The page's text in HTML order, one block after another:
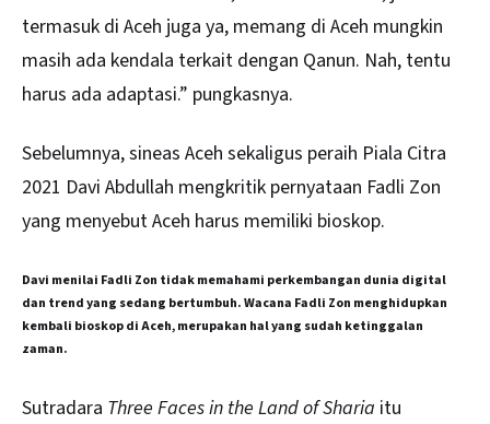
termasuk di Aceh juga ya, memang di Aceh mungkin
masih ada kendala terkait dengan Qanun. Nah, tentu
harus ada adaptasi.” pungkasnya.
Sebelumnya, sineas Aceh sekaligus peraih Piala Citra
2021 Davi Abdullah mengkritik pernyataan Fadli Zon
yang menyebut Aceh harus memiliki bioskop.
Davi menilai Fadli Zon tidak memahami perkembangan dunia digital
dan trend yang sedang bertumbuh. Wacana Fadli Zon menghidupkan
kembali bioskop di Aceh, merupakan hal yang sudah ketinggalan
zaman.
Sutradara Three Faces in the Land of Sharia itu